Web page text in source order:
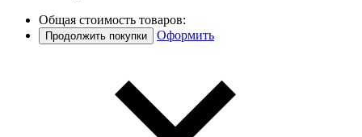
Общая стоимость товаров:
Продолжить покупки Оформить